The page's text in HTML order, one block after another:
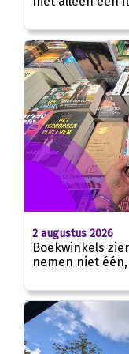
2 augustus 2026
Boekwinkels
nemen niet